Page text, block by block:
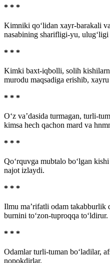
* * *
Kimniki qo‘lidan xayr-barakali
nasabining sharifligi-yu,
* * *
Kimki baxt-iqbolli, solih
murodu maqsadiga erishib, xayru
* * *
O‘z va’dasida turmagan, turli-
kimsa hech qachon mard va
* * *
Qo‘rquvga mubtalo bo‘lgan
najot izlaydi.
* * *
Ilmu ma’rifatli odam
burnini to‘zon-tuproqqa to‘ldirur.
* * *
Odamlar turli-tuman bo‘ladilar,
nopokdirlar.